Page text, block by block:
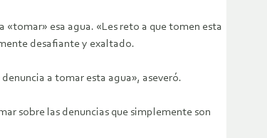
esa agua. «Les reto a que tomen esta
desafiante y exaltado.
a tomar esta agua», aseveró.
sobre las denuncias que simplemente son